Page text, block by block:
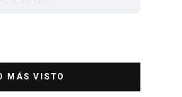
a CDMX para
el Estadio Banorte